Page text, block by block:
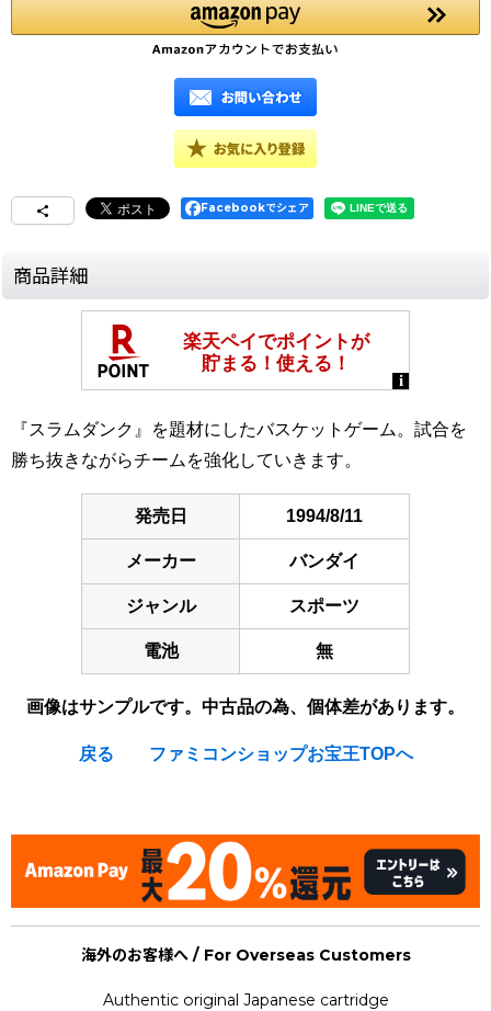
Facebookでシェア
商品詳細
『スラムダンク』を題材にしたバスケットゲーム。試合を
勝ち抜きながらチームを強化していきます。
発売日 1994/8/11
メーカー バンダイ
ジャンル スポーツ
電池 無
画像はサンプルです。中古品の為、個体差があります。
戻る ファミコンショップお宝王TOPへ
海外のお客様へ / For Overseas Customers
Authentic original Japanese cartridge